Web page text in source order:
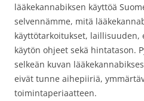
lääkekannabiksen käyttöä
selvennämme, mitä
käyttötarkoitukset, laillisuuden,
käytön ohjeet sekä hintatason.
selkeän kuvan
eivät tunne aihepiiriä,
toimintaperiaatteen.